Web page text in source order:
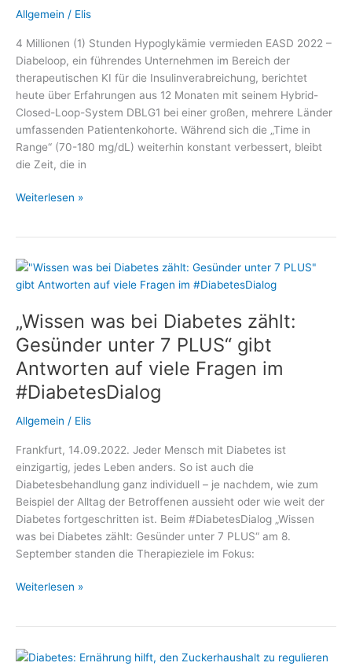
Gesundheitsanwendung
Allgemein / Elis
4 Millionen (1) Stunden Hypoglykämie vermieden EASD 2022 –
Diabeloop, ein führendes Unternehmen im Bereich der
therapeutischen KI für die Insulinverabreichung, berichtet
heute über Erfahrungen aus 12 Monaten mit seinem Hybrid-
Closed-Loop-System DBLG1 bei einer großen, mehrere Länder
umfassenden Patientenkohorte. Während sich die „Time in
Range“ (70-180 mg/dL) weiterhin konstant verbessert, bleibt
die Zeit, die in
12
Erfolge
mit
AID:
Weiterlesen »
„Wissen was bei Diabetes zählt:
Gesünder unter 7 PLUS“ gibt
Antworten auf viele Fragen im
#DiabetesDialog
Allgemein / Elis
Frankfurt, 14.09.2022. Jeder Mensch mit Diabetes ist
einzigartig, jedes Leben anders. So ist auch die
Diabetesbehandlung ganz individuell – je nachdem, wie zum
Beispiel der Alltag der Betroffenen aussieht oder wie weit der
Diabetes fortgeschritten ist. Beim #DiabetesDialog „Wissen
was bei Diabetes zählt: Gesünder unter 7 PLUS“ am 8.
September standen die Therapieziele im Fokus:
„Wissen
zählt:
Weiterlesen »